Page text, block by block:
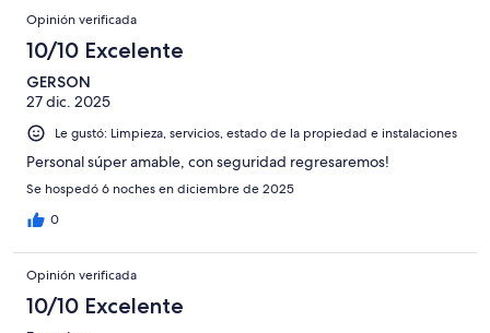
Opinión verificada
10/10 Excelente
GERSON
27 dic. 2025
Le gustó: Limpieza, servicios, estado de la propiedad e instalaciones
Personal súper amable, con seguridad regresaremos!
Se hospedó 6 noches en diciembre de 2025
0
Opinión verificada
10/10 Excelente